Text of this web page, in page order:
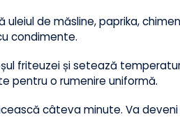
l bine sub jet de apă
uleiul de măsline, paprika,